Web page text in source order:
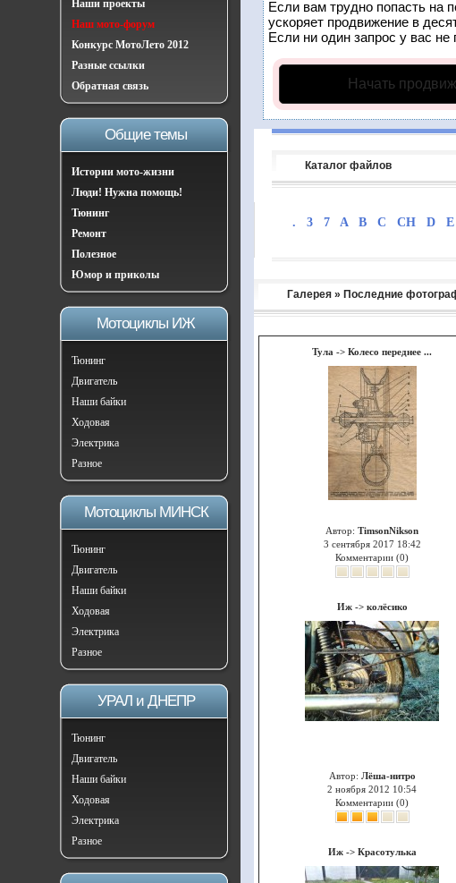
Наши проекты
Наш мото-форум
Конкурс МотоЛето 2012
Разные ссылки
Обратная связь
Общие темы
Истории мото-жизни
Люди! Нужна помощь!
Тюнинг
Ремонт
Полезное
Юмор и приколы
Мотоциклы ИЖ
Тюнинг
Двигатель
Наши байки
Ходовая
Электрика
Разное
Мотоциклы МИНСК
Тюнинг
Двигатель
Наши байки
Ходовая
Электрика
Разное
УРАЛ и ДНЕПР
Тюнинг
Двигатель
Наши байки
Ходовая
Электрика
Разное
Если вам трудно попасть на
ускоряет продвижение в
Если ни один запрос у вас не
Начать
Каталог файлов
. 3 7 A B C CH D E
Галерея » Последние
Тула -> Колесо переднее ...
Автор: TimsonNikson
3 сентября 2017 18:42
Комментарии (0)
Иж-> колёсико
Автор: Лёша-нитро
2 ноября 2012 10:54
Комментарии (0)
Иж-> Красотулька